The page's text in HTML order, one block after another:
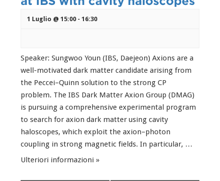
1 Luglio @ 15:00 -16:30
Speaker: Sungwoo Youn (IBS, Daejeon) Axions are a
well-motivated dark matter candidate arising from
the Peccei–Quinn solution to the strong CP
problem. The IBS Dark Matter Axion Group (DMAG)
is pursuing a comprehensive experimental program
to search for axion dark matter using cavity
haloscopes, which exploit the axion–photon
coupling in strong magnetic fields. In particular, …
Ulteriori informazioni »